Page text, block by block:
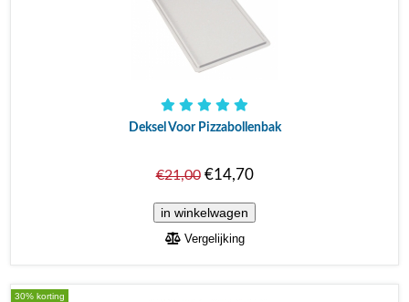
Deksel Voor Pizzabollenbak
€21,00€14,70
Vergelijking
30% korting